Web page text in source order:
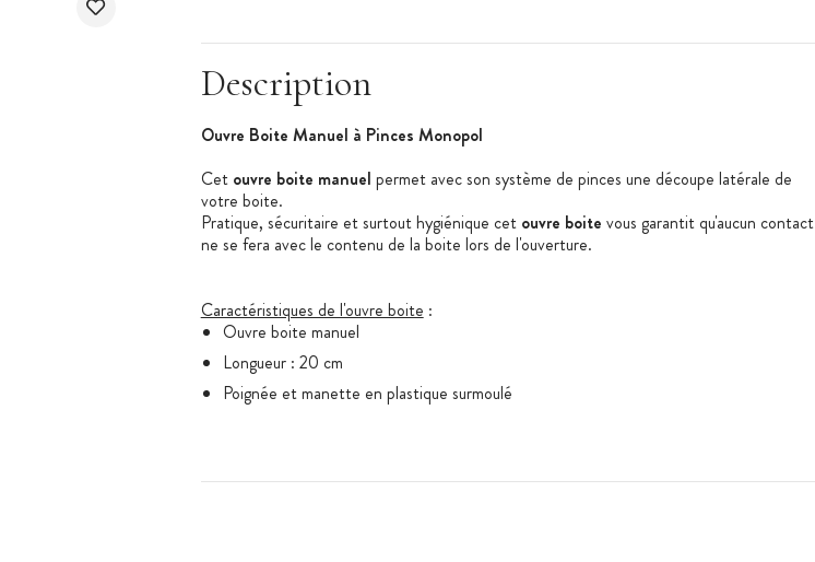
Description
Ouvre Boite Manuel à Pinces Monopol
Cetouvre boite manuel permet avec son système de pinces une découpe latérale de
votre boite.
Pratique, sécuritaire et surtout hygiénique cetouvre boite vous garantit qu'aucun contact
ne se fera avec le contenu de la boite lors de l'ouverture.
Caractéristiques de l'ouvre boite :
Ouvre boite manuel
Longueur : 20 cm
Poignée et manette en plastique surmoulé